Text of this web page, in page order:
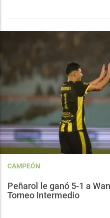
CAMPEÓN
Peñarol le ganó 5-1 a
Torneo Intermedio